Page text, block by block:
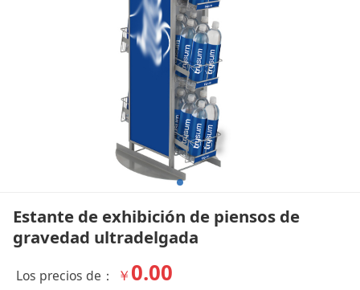
Estante de exhibición de piensos de
gravedad ultradelgada
Los precios de： ￥ 0.00